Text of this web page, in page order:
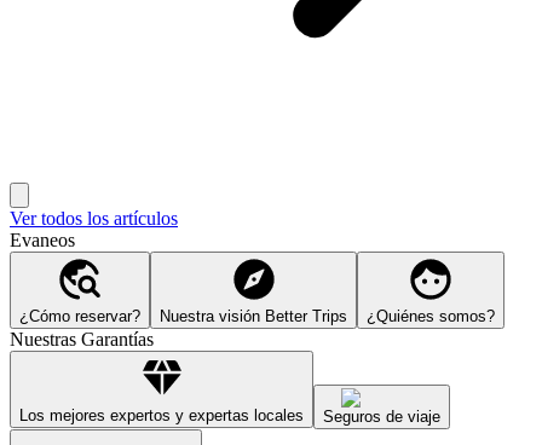
Ver todos los artículos
Evaneos
¿Cómo reservar? Nuestra visión Better Trips ¿Quiénes somos?
Nuestras Garantías
Los mejores expertos y expertas locales Seguros de viaje